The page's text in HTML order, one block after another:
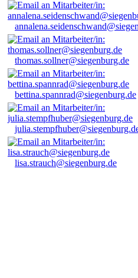
thomas.sollner@siegenburg.de
bettina.spannrad@siegenburg.de
lisa.strauch@siegenburg.de